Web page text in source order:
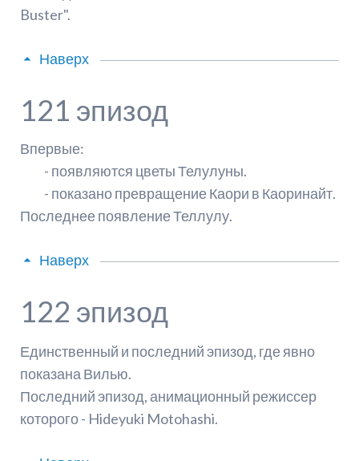
Buster".
Наверх
121 эпизод
Впервые:
- появляются цветы Телулуны.
- показано превращение Каори в Каоринайт.
Последнее появление Теллулу.
Наверх
122 эпизод
Единственный и последний эпизод, где явно
показана Вилью.
Последний эпизод, анимационный режиссер
которого - Hideyuki Motohashi.